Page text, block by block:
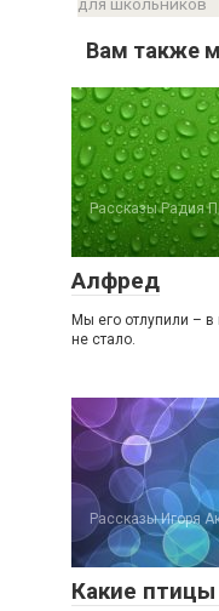
Вам также
Рассказы Радия
Алфред
Мы его отлупили – в
не стало.
Рассказы Игоря
Какие